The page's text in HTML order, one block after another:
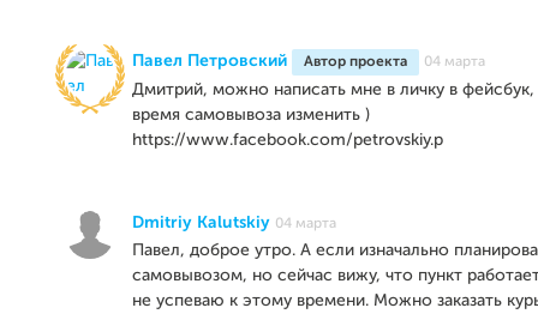
Павел Петровский Автор проекта 04 марта
Дмитрий, можно написать мне в личку в
время самовывоза изменить )
https://www.facebook.com/petrovskiy.p
Dmitriy Kalutskiy 04 марта
Павел, доброе утро. А если изначально
самовывозом, но сейчас вижу, что пункт
не успеваю к этому времени. Можно заказать